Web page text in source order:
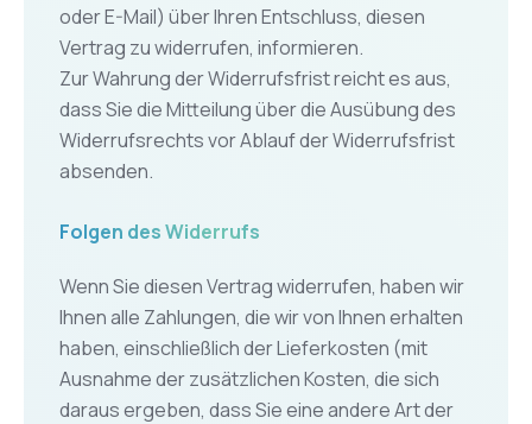
oder E-Mail) über Ihren Entschluss, diesen
Vertrag zu widerrufen, informieren.
Zur Wahrung der Widerrufsfrist reicht es aus,
dass Sie die Mitteilung über die Ausübung des
Widerrufsrechts vor Ablauf der Widerrufsfrist
absenden.
Folgen des Widerrufs
Wenn Sie diesen Vertrag widerrufen, haben wir
Ihnen alle Zahlungen, die wir von Ihnen erhalten
haben, einschließlich der Lieferkosten (mit
Ausnahme der zusätzlichen Kosten, die sich
daraus ergeben, dass Sie eine andere Art der